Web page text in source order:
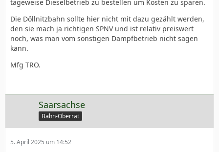
tageweise Dieselbetrieb zu bestellen um Kosten zu sparen.
Die Döllnitzbahn sollte hier nicht mit dazu gezählt werden,
den sie mach ja richtigen SPNV und ist relativ preiswert
noch, was man vom sonstigen Dampfbetrieb nicht sagen
kann.
Mfg TRO.
Saarsachse
Bahn-Oberrat
5. April 2025 um 14:52